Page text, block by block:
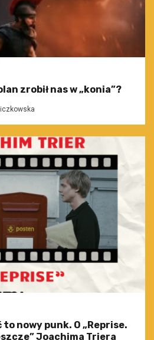
zrobił nas w „konia”?
to nowy punk. O „Reprise.
Joachima Triera